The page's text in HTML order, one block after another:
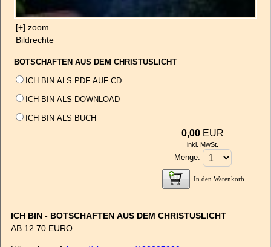
[+] zoom
Bildrechte
BOTSCHAFTEN AUS DEM CHRISTUSLICHT
ICH BIN ALS PDF AUF CD
ICH BIN ALS DOWNLOAD
ICH BIN ALS BUCH
0,00 EUR
inkl. MwSt.
Menge:
In den Warenkorb
ICH BIN - BOTSCHAFTEN AUS DEM CHRISTUSLICHT
AB 12.70 EURO